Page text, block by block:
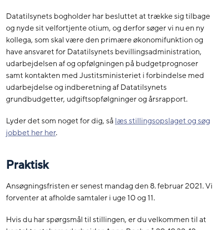
Datatilsynets bogholder har besluttet at trække sig tilbage
og nyde sit velfortjente otium, og derfor søger vi nu en ny
kollega, som skal være den primære økonomifunktion og
have ansvaret for Datatilsynets bevillingsadministration,
udarbejdelsen af og opfølgningen på budgetprognoser
samt kontakten med Justitsministeriet i forbindelse med
udarbejdelse og indberetning af Datatilsynets
grundbudgetter, udgiftsopfølgninger og årsrapport.
Lyder det som noget for dig, så læs stillingsopslaget og søg
jobbet her her.
Praktisk
Ansøgningsfristen er senest mandag den 8. februar 2021. Vi
forventer at afholde samtaler i uge 10 og 11.
Hvis du har spørgsmål til stillingen, er du velkommen til at